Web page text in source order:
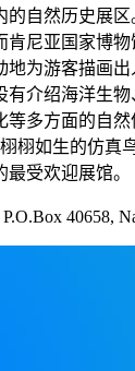
的自然历史展
肯尼亚国家博
为游客描画出
有介绍海洋生物
多方面的自然
栩如生的仿真
受欢迎展馆。
40658,